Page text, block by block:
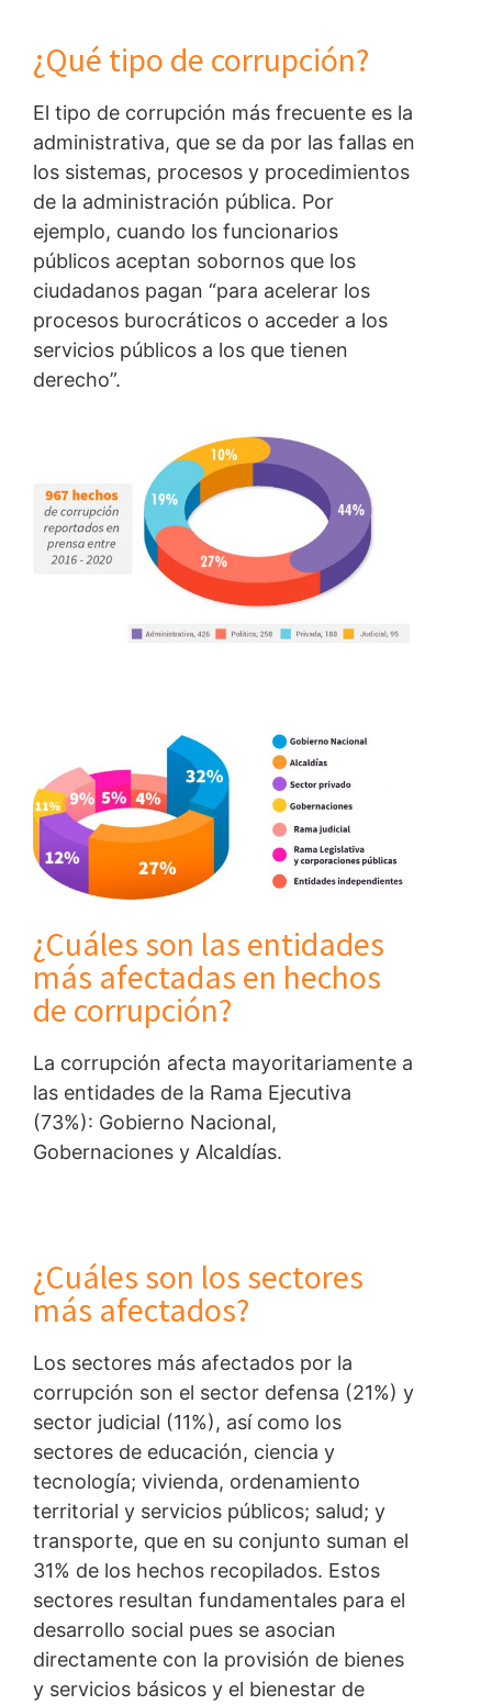
¿Qué tipo de corrupción?
El tipo de corrupción más frecuente es la
administrativa, que se da por las fallas en
los sistemas, procesos y procedimientos
de la administración pública. Por
ejemplo, cuando los funcionarios
públicos aceptan sobornos que los
ciudadanos pagan “para acelerar los
procesos burocráticos o acceder a los
servicios públicos a los que tienen
derecho”.
¿Cuáles son las entidades
más afectadas en hechos
de corrupción?
La corrupción afecta mayoritariamente a
las entidades de la Rama Ejecutiva
(73%): Gobierno Nacional,
Gobernaciones y Alcaldías.
¿Cuáles son los sectores
más afectados?
Los sectores más afectados por la
corrupción son el sector defensa (21%) y
sector judicial (11%), así como los
sectores de educación, ciencia y
tecnología; vivienda, ordenamiento
territorial y servicios públicos; salud; y
transporte, que en su conjunto suman el
31% de los hechos recopilados. Estos
sectores resultan fundamentales para el
desarrollo social pues se asocian
directamente con la provisión de bienes
y servicios básicos y el bienestar de